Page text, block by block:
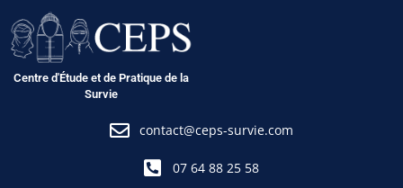
au
contenu
Centre d'Étude et de Pratique de la
Survie
contact@ceps-survie.com
07 64 88 25 58